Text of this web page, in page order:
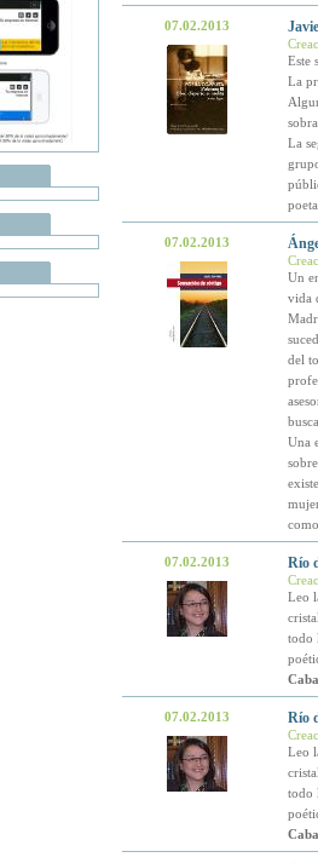
07.02.2013
Este
La
La
07.02.2013
Un
vida
del
Una
07.02.2013 Río
Leo
todo
07.02.2013 Río
Leo
todo